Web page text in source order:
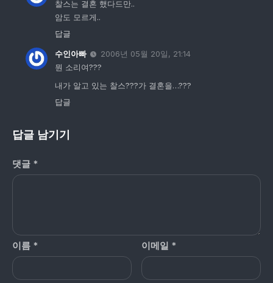
찰스는 결혼 했다드만..
암도 모르게..
답글
수인아빠
2006년 05월 20일, 21:14
뭔 소리여???
내가 알고 있는 찰스???가 결혼을…???
답글
답글 남기기
댓글 *
이름 * 이메일 *